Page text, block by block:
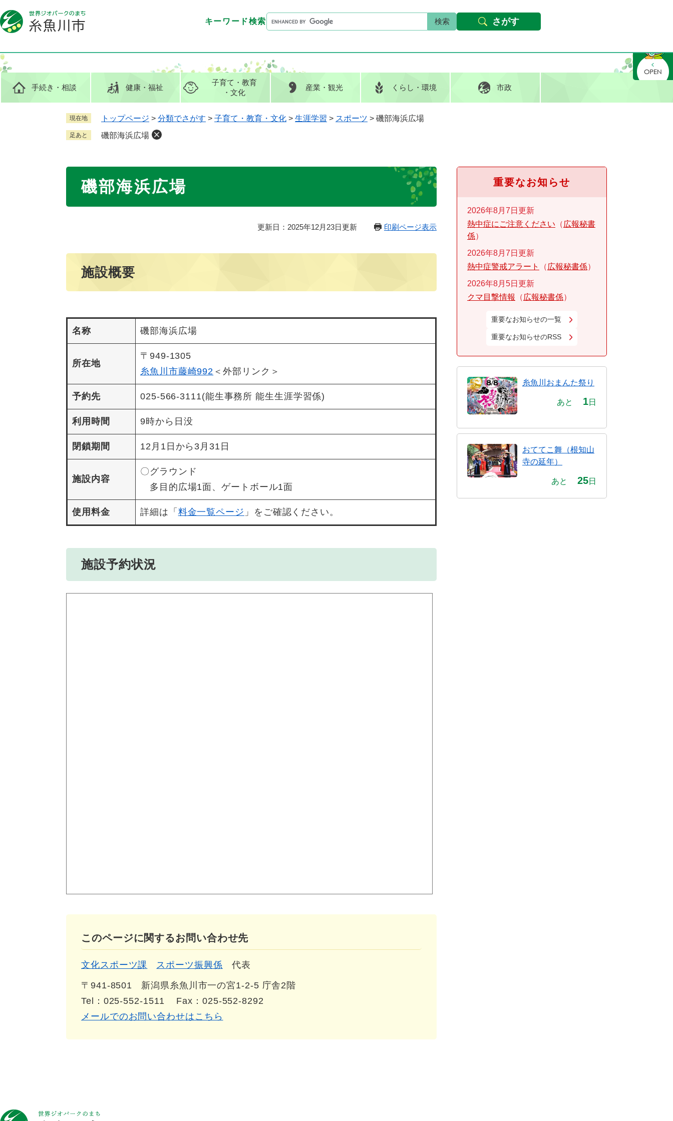
ー
ジ
先
頭
。
ニ
ュ
を
飛
て
本文へ Foreign languages
キーワード検索G
o
e
カ
ス
手続き ・相談 健康・福祉
子育て ・教育
・文化
産業 ・観光 くらし ・環境 市政
キーワード検索
G
o
g
l
ス
タ
さがす
現在地 トップページ > 分類でさがす > 子育て・教育・文化 > 生涯学習 > スポーツ > 磯部海浜広場
足あと 磯部海浜広場
磯部海浜広場
更新日：2025年12月23日更新 印刷ページ表示
施設概要
名称 磯部海浜広場
所在地
〒949-1305
糸魚川市藤崎992 ＜外部リンク＞
予約先 025-566-3111(能生事務所 能生生涯学習係)
利用時間 9時から日没
閉鎖期間 12月1日から3月31日
施設内容
〇グラウンド
多目的広場1面、ゲートボール1面
使用料金 詳細は「 料金一覧ページ 」をご確認ください。
施設予約状況
このページに関するお問い合わせ先
文化スポーツ課 スポーツ振興係 代表
〒941-8501
新潟県糸魚川市一の宮1-2-5 庁舎2階
Tel：025-552-1511
Fax：025-552-8292
メールでのお問い合わせはこちら
重要なお知らせ
2026年8月7日更新
熱中症にご注意ください
広報秘書
係
2026年8月7日更新
熱中症警戒アラート
広報秘書係
2026年8月5日更新
クマ目撃情報
広報秘書係
重要なお知らせの一覧
重要なお知らせのRSS
糸魚川おまんた祭り
あと 1日
おててこ舞（根知山
寺の延年）
あと 25日